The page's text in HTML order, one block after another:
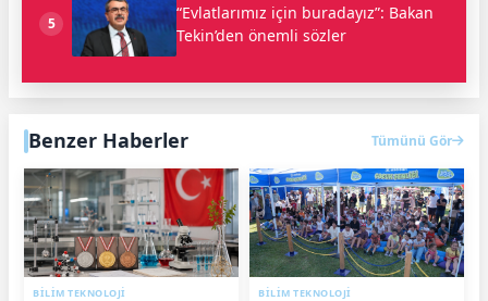
5
“Evlatlarımız için buradayız”: Bakan
Tekin’den önemli sözler
Benzer Haberler Tümünü Gör
BİLİM TEKNOLOJİ BİLİM TEKNOLOJİ